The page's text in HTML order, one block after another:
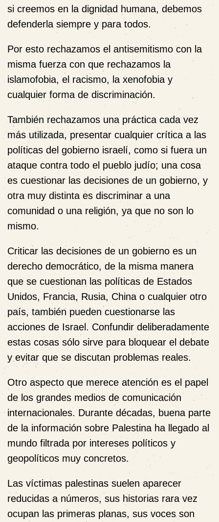
si creemos en la dignidad humana, debemos
defenderla siempre y para todos.
Por esto rechazamos el antisemitismo con la
misma fuerza con que rechazamos la
islamofobia, el racismo, la xenofobia y
cualquier forma de discriminación.
También rechazamos una práctica cada vez
más utilizada, presentar cualquier crítica a las
políticas del gobierno israelí, como si fuera un
ataque contra todo el pueblo judío; una cosa
es cuestionar las decisiones de un gobierno, y
otra muy distinta es discriminar a una
comunidad o una religión, ya que no son lo
mismo.
Criticar las decisiones de un gobierno es un
derecho democrático, de la misma manera
que se cuestionan las políticas de Estados
Unidos, Francia, Rusia, China o cualquier otro
país, también pueden cuestionarse las
acciones de Israel. Confundir deliberadamente
estas cosas sólo sirve para bloquear el debate
y evitar que se discutan problemas reales.
Otro aspecto que merece atención es el papel
de los grandes medios de comunicación
internacionales. Durante décadas, buena parte
de la información sobre Palestina ha llegado al
mundo filtrada por intereses políticos y
geopolíticos muy concretos.
Las víctimas palestinas suelen aparecer
reducidas a números, sus historias rara vez
ocupan las primeras planas, sus voces son